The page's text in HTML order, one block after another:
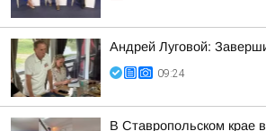
Андрей Луговой:
09:24
В Ставропольском крае